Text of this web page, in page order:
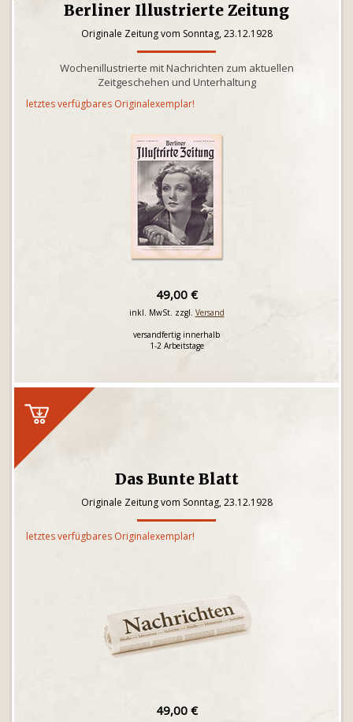
Berliner Illustrierte Zeitung
Originale Zeitung vom Sonntag, 23.12.1928
Wochenillustrierte mit Nachrichten zum aktuellen
Zeitgeschehen und Unterhaltung
letztes verfügbares Originalexemplar!
49,00 €
inkl. MwSt. zzgl. Versand
versandfertig innerhalb
1-2 Arbeitstage
Das Bunte Blatt
Originale Zeitung vom Sonntag, 23.12.1928
letztes verfügbares Originalexemplar!
49,00 €